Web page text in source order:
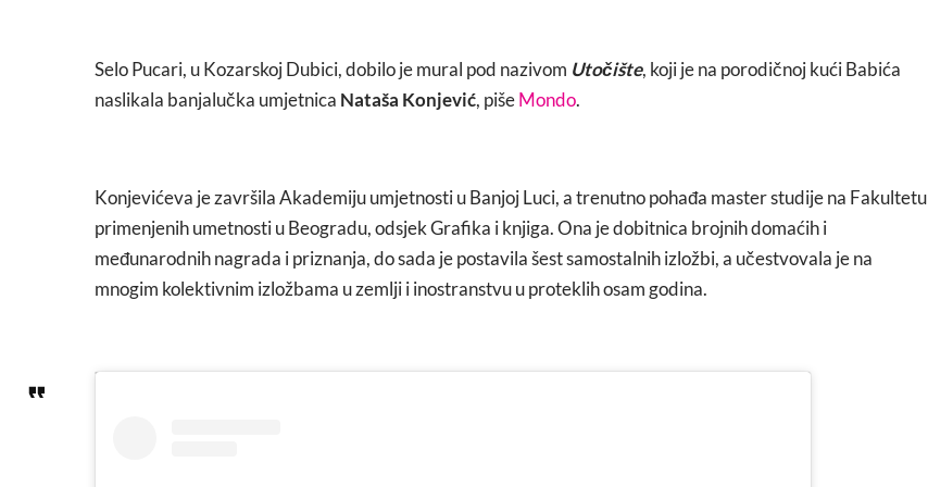
Selo Pucari, u Kozarskoj Dubici, dobilo je mural pod nazivom Utočište, koji je na porodičnoj kući Babića
naslikala banjalučka umjetnica Nataša Konjević, pišeMondo.
Konjevićeva je završila Akademiju umjetnosti u Banjoj Luci, a trenutno pohađa master studije na Fakultetu
primenjenih umetnosti u Beogradu, odsjek Grafika i knjiga. Ona je dobitnica brojnih domaćih i
međunarodnih nagrada i priznanja, do sada je postavila šest samostalnih izložbi, a učestvovala je na
mnogim kolektivnim izložbama u zemlji i inostranstvu u proteklih osam godina.